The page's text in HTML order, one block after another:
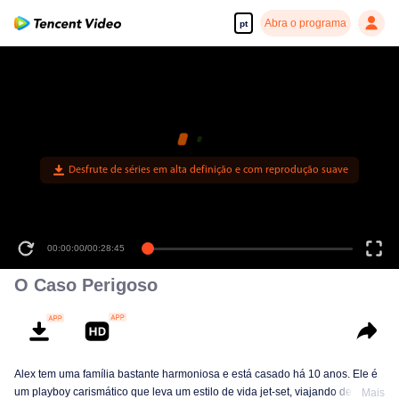
pt Abra o programa
Desfrute de séries em alta definição e com reprodução suave
00:00:00/00:28:45
O Caso Perigoso
Alex tem uma família bastante harmoniosa e está casado há 10 anos. Ele é
um playboy carismático que leva um estilo de vida jet-set, viajando de
Mais